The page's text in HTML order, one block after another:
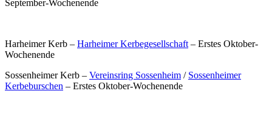
September-Wochenende
Harheimer Kerb – Harheimer Kerbegesellschaft – Erstes Oktober-
Wochenende
Sossenheimer Kerb – Vereinsring Sossenheim / Sossenheimer
Kerbeburschen – Erstes Oktober-Wochenende